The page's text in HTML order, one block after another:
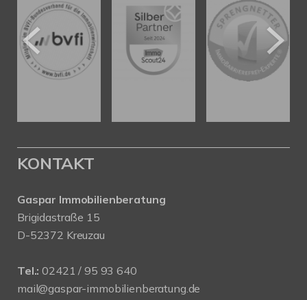
KONTAKT
Gaspar Immobilienberatung
Brigidastraße 15
D-52372 Kreuzau
Tel.: 02421 / 95 93 640
mail@gaspar-immobilienberatung.de